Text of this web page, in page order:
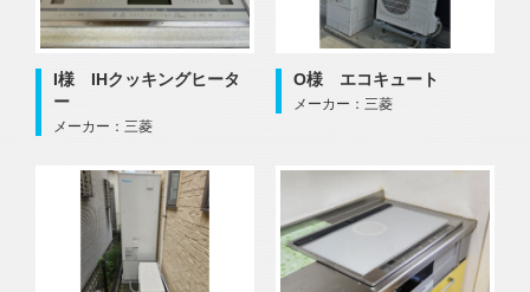
I様 IHクッキングヒータ
ー
メーカー：三菱
O様 エコキュート
メーカー：三菱